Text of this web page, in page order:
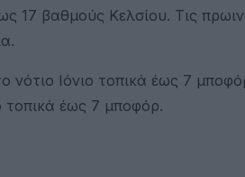
17 βαθμούς Κελσίου. Τις
νότιο Ιόνιο τοπικά έως 7
τοπικά έως 7 μποφόρ.